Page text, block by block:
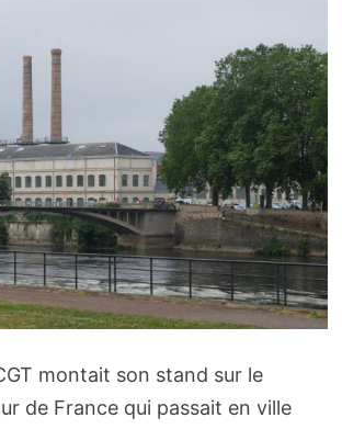
montait son stand sur le
de France qui passait en ville